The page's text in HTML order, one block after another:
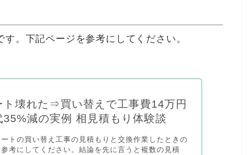
。下記ページを参考にしてください。
ト壊れた⇒買い替えで工事費14万円
35%減の実例 相見積もり体験談
トの買い替え工事の見積もりと交換作業したときの
考にしてください。結論を先に言うと複数の見積